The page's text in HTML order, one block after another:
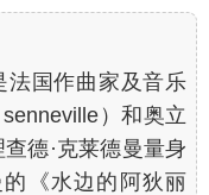
法国作曲家及音乐
）和奥立
德·克莱德曼量身
《水边的阿狄丽